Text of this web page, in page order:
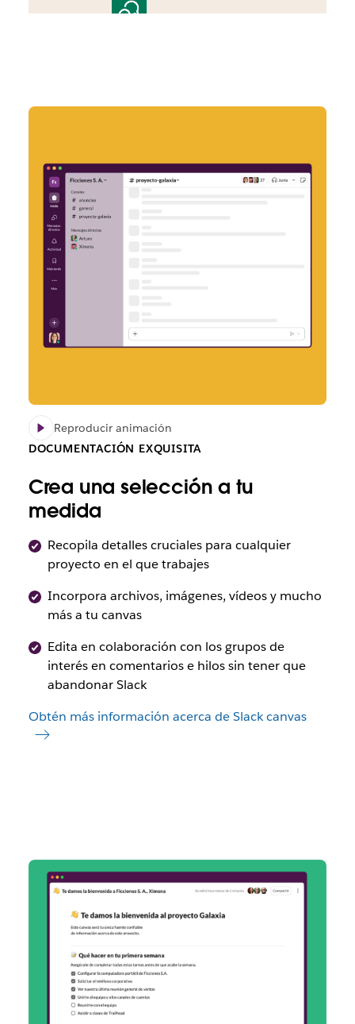
Reproducir animación
DOCUMENTACIÓN EXQUISITA
Crea una selección a tu
medida
Recopila detalles cruciales para cualquier
proyecto en el que trabajes
Incorpora archivos, imágenes, vídeos y mucho
más a tu canvas
Edita en colaboración con los grupos de
interés en comentarios e hilos sin tener que
abandonar Slack
Obtén más información acerca de Slack canvas